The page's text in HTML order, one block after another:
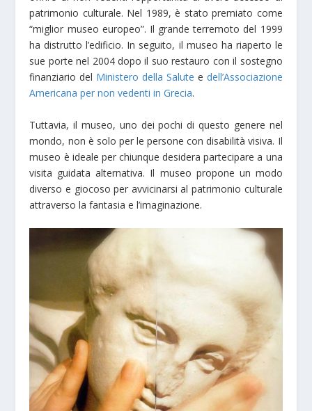
patrimonio culturale. Nel 1989, è stato premiato come
“miglior museo europeo”. Il grande terremoto del 1999
ha distrutto l’edificio. In seguito, il museo ha riaperto le
sue porte nel 2004 dopo il suo restauro con il sostegno
finanziario del Ministero della Salute e dell’Associazione
Americana per non vedenti in Grecia.
Tuttavia, il museo, uno dei pochi di questo genere nel
mondo, non è solo per le persone con disabilità visiva. Il
museo è ideale per chiunque desidera partecipare a una
visita guidata alternativa. Il museo propone un modo
diverso e giocoso per avvicinarsi al patrimonio culturale
attraverso la fantasia e l’imaginazione.